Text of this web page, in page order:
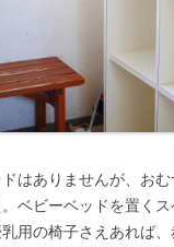
はありませんが、お
ベビーベッドを置くス
用の椅子さえあれば